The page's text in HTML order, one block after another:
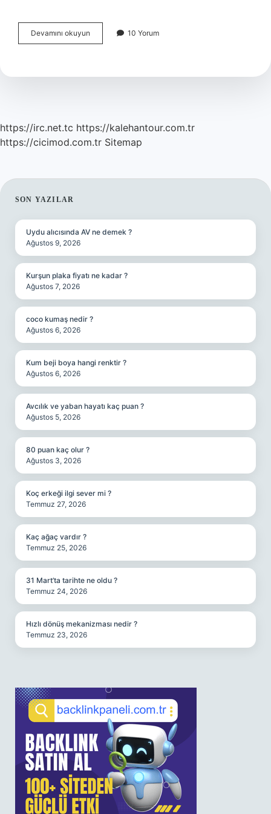
Devamını okuyun
Nedir
10 Yorum
https://irc.net.tc https://kalehantour.com.tr
https://cicimod.com.tr Sitemap
SIDEBAR
SON YAZILAR
Uydu alıcısında AV ne demek ?
Ağustos 9, 2026
Kurşun plaka fiyatı ne kadar ?
Ağustos 7, 2026
coco kumaş nedir ?
Ağustos 6, 2026
Kum beji boya hangi renktir ?
Ağustos 6, 2026
Avcılık ve yaban hayatı kaç puan ?
Ağustos 5, 2026
80 puan kaç olur ?
Ağustos 3, 2026
Koç erkeği ilgi sever mi ?
Temmuz 27, 2026
Kaç ağaç vardır ?
Temmuz 25, 2026
31 Mart’ta tarihte ne oldu ?
Temmuz 24, 2026
Hızlı dönüş mekanizması nedir ?
Temmuz 23, 2026